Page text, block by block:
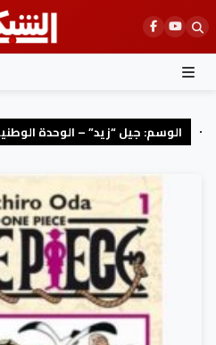
Skip
to
content
الوسم: جيل “زيد” – الوحدة